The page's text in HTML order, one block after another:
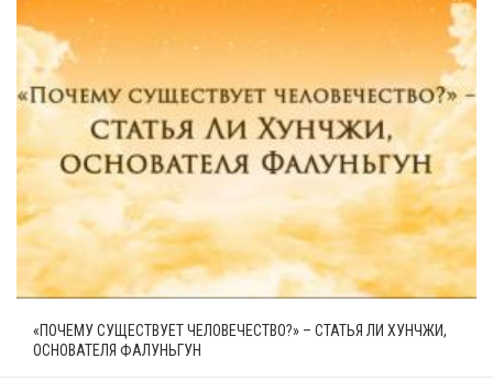
«ПОЧЕМУ СУЩЕСТВУЕТ ЧЕЛОВЕЧЕСТВО?» – СТАТЬЯ ЛИ ХУНЧЖИ,
ОСНОВАТЕЛЯ ФАЛУНЬГУН